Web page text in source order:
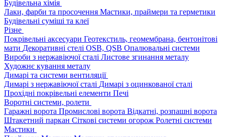
Будівельна хімія
Лаки, фарби та просочення Мастики, праймери та герметики
Будівельні суміші та клеї
Різне
Покрівельні аксесуари Геотекстиль, геомембрана, бентонітові
мати Декоративні стелі OSB, QSB Опалювальні системи
Вироби з нержавіючої сталі Листове згинання металу
Художнє кування металу
Димарі та системи вентиляції
Димарі з нержавіючої сталі Димарі з оцинкованої сталі
Прохідні покрівельні елементи Печі
Воротні системи, ролети
Гаражні ворота Промислові ворота Відкатні, розпашні ворота
Штакетний паркан Сіткові системи огорож Ролетні системи
Мастики